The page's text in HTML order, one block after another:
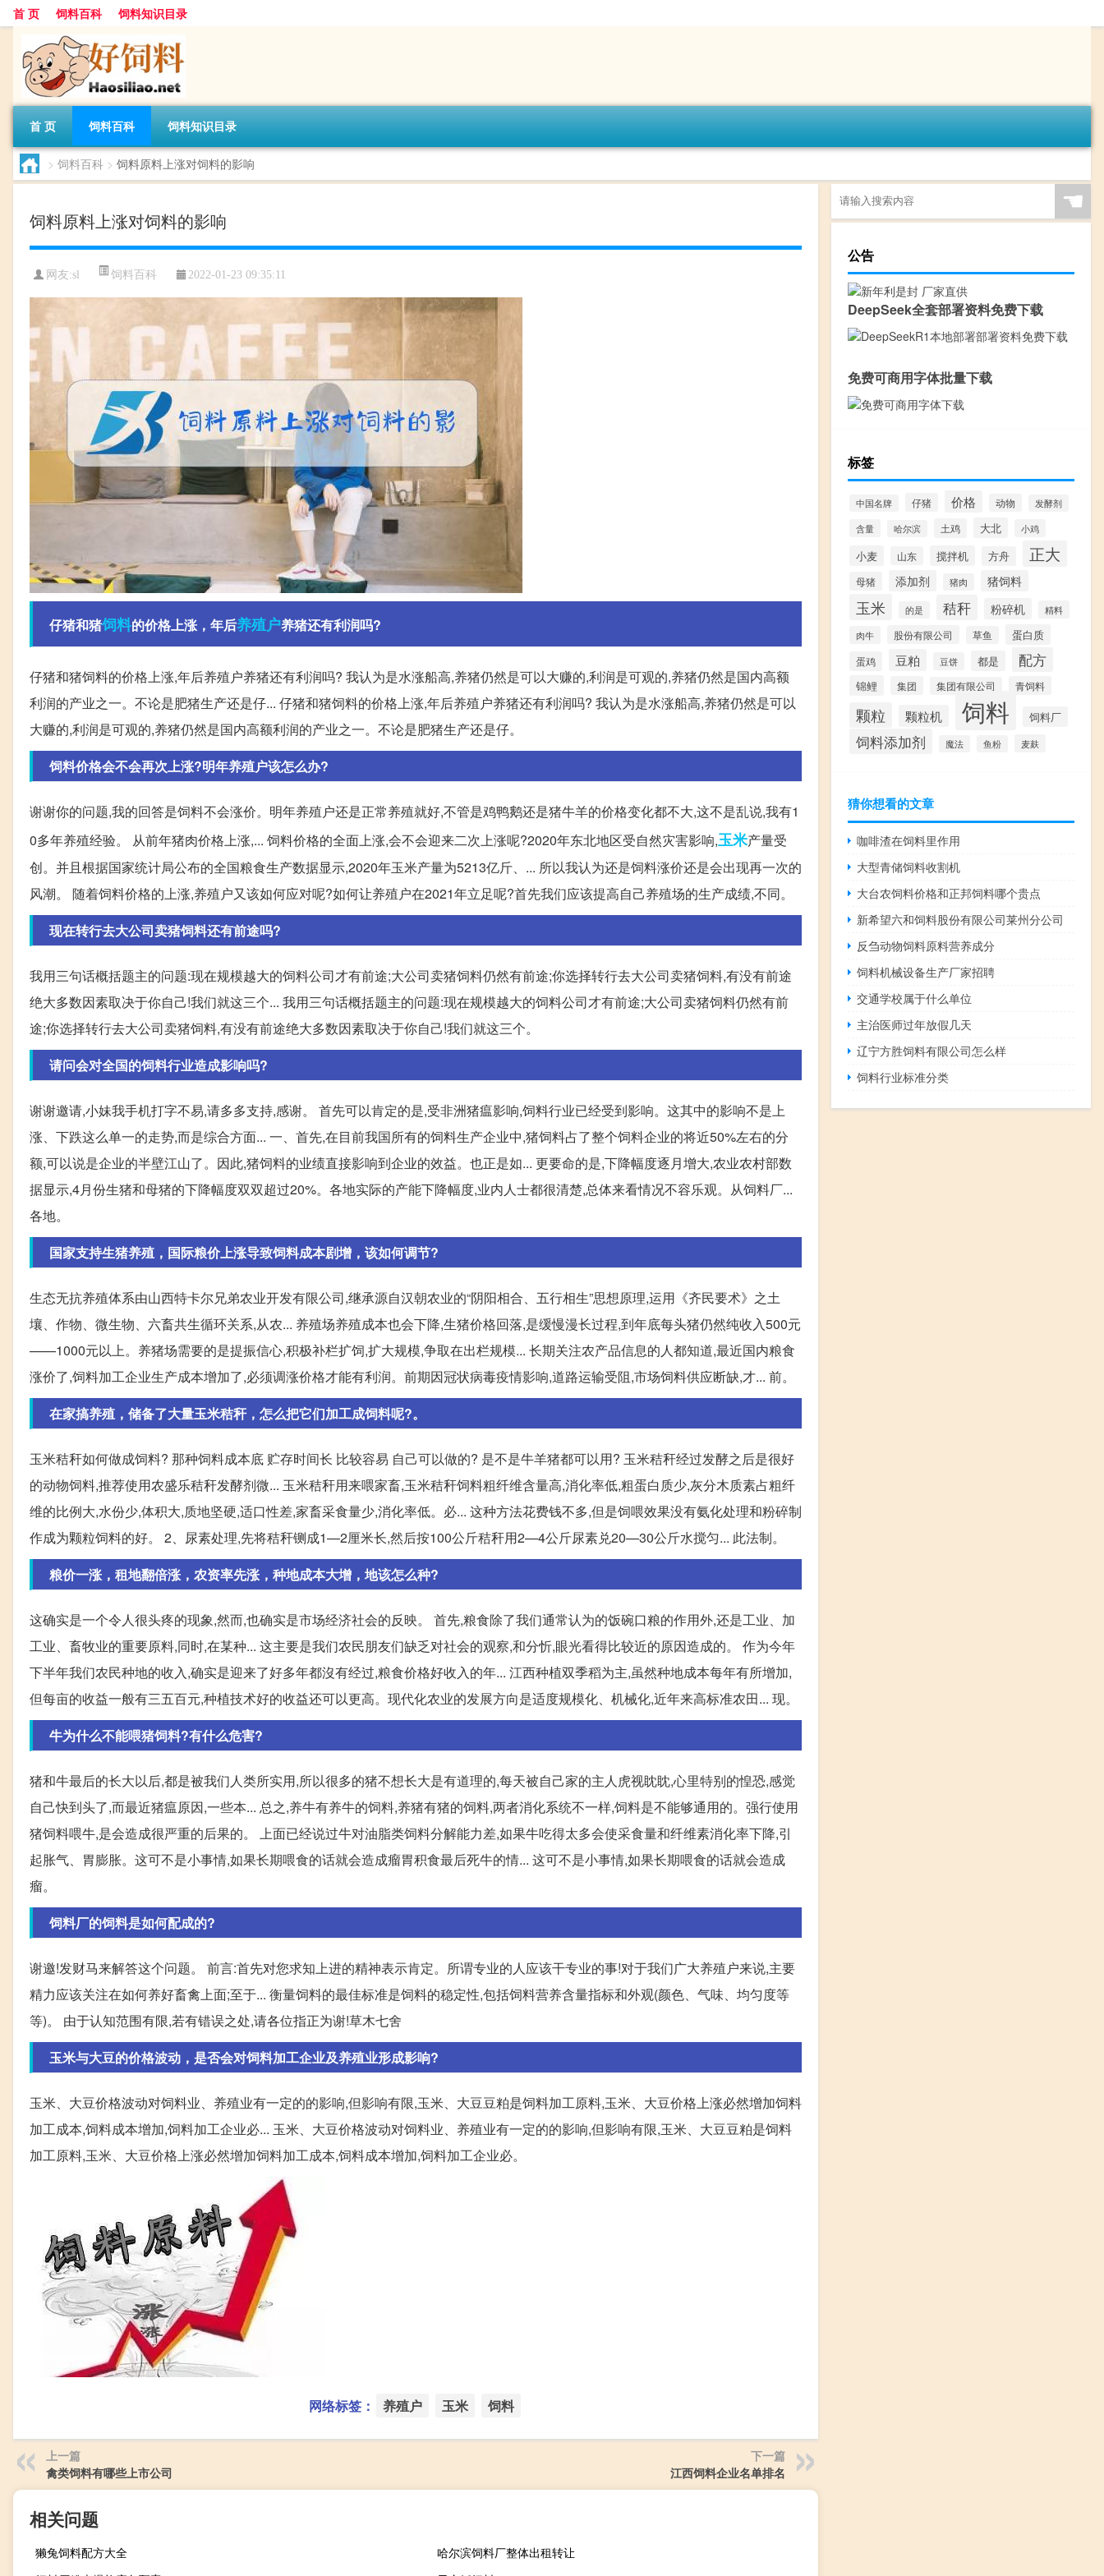
首 页 饲料百科 饲料知识目录
首 页 饲料百科 饲料知识目录
> 饲料百科 > 饲料原料上涨对饲料的影响
饲料原料上涨对饲料的影响
网友:sl 饲料百科 2022-01-23 09:35:11
仔猪和猪饲料的价格上涨，年后养殖户养猪还有利润吗?
仔猪和猪饲料的价格上涨,年后养殖户养猪还有利润吗? 我认为是水涨船高,养猪仍然是可以大赚的,利润是可观的,养猪仍然是国内高额
利润的产业之一。不论是肥猪生产还是仔... 仔猪和猪饲料的价格上涨,年后养殖户养猪还有利润吗? 我认为是水涨船高,养猪仍然是可以
大赚的,利润是可观的,养猪仍然是国内高额利润的产业之一。不论是肥猪生产还是仔。
饲料价格会不会再次上涨?明年养殖户该怎么办?
谢谢你的问题,我的回答是饲料不会涨价。明年养殖户还是正常养殖就好,不管是鸡鸭鹅还是猪牛羊的价格变化都不大,这不是乱说,我有1
0多年养殖经验。 从前年猪肉价格上涨,... 饲料价格的全面上涨,会不会迎来二次上涨呢?2020年东北地区受自然灾害影响,玉米产量受
创。并且根据国家统计局公布的全国粮食生产数据显示,2020年玉米产量为5213亿斤、... 所以我认为还是饲料涨价还是会出现再一次的
风潮。 随着饲料价格的上涨,养殖户又该如何应对呢?如何让养殖户在2021年立足呢?首先我们应该提高自己养殖场的生产成绩,不同。
现在转行去大公司卖猪饲料还有前途吗?
我用三句话概括题主的问题:现在规模越大的饲料公司才有前途;大公司卖猪饲料仍然有前途;你选择转行去大公司卖猪饲料,有没有前途
绝大多数因素取决于你自己!我们就这三个... 我用三句话概括题主的问题:现在规模越大的饲料公司才有前途;大公司卖猪饲料仍然有前
途;你选择转行去大公司卖猪饲料,有没有前途绝大多数因素取决于你自己!我们就这三个。
请问会对全国的饲料行业造成影响吗?
谢谢邀请,小妹我手机打字不易,请多多支持,感谢。 首先可以肯定的是,受非洲猪瘟影响,饲料行业已经受到影响。这其中的影响不是上
涨、下跌这么单一的走势,而是综合方面... 一、首先,在目前我国所有的饲料生产企业中,猪饲料占了整个饲料企业的将近50%左右的分
额,可以说是企业的半壁江山了。因此,猪饲料的业绩直接影响到企业的效益。也正是如... 更要命的是,下降幅度逐月增大,农业农村部数
据显示,4月份生猪和母猪的下降幅度双双超过20%。各地实际的产能下降幅度,业内人士都很清楚,总体来看情况不容乐观。从饲料厂...
各地。
国家支持生猪养殖，国际粮价上涨导致饲料成本剧增，该如何调节?
生态无抗养殖体系由山西特卡尔兄弟农业开发有限公司,继承源自汉朝农业的“阴阳相合、五行相生”思想原理,运用《齐民要术》之土
壤、作物、微生物、六畜共生循环关系,从农... 养殖场养殖成本也会下降,生猪价格回落,是缓慢漫长过程,到年底每头猪仍然纯收入500元
——1000元以上。养猪场需要的是提振信心,积极补栏扩饲,扩大规模,争取在出栏规模... 长期关注农产品信息的人都知道,最近国内粮食
涨价了,饲料加工企业生产成本增加了,必须调涨价格才能有利润。前期因冠状病毒疫情影响,道路运输受阻,市场饲料供应断缺,才... 前。
在家搞养殖，储备了大量玉米秸秆，怎么把它们加工成饲料呢?。
玉米秸秆如何做成饲料? 那种饲料成本底 贮存时间长 比较容易 自己可以做的? 是不是牛羊猪都可以用? 玉米秸秆经过发酵之后是很好
的动物饲料,推荐使用农盛乐秸秆发酵剂微... 玉米秸秆用来喂家畜,玉米秸秆饲料粗纤维含量高,消化率低,粗蛋白质少,灰分木质素占粗纤
维的比例大,水份少,体积大,质地坚硬,适口性差,家畜采食量少,消化率低。必... 这种方法花费钱不多,但是饲喂效果没有氨化处理和粉碎制
作成为颗粒饲料的好。 2、尿素处理,先将秸秆铡成1—2厘米长,然后按100公斤秸秆用2—4公斤尿素兑20—30公斤水搅匀... 此法制。
粮价一涨，租地翻倍涨，农资率先涨，种地成本大增，地该怎么种?
这确实是一个令人很头疼的现象,然而,也确实是市场经济社会的反映。 首先,粮食除了我们通常认为的饭碗口粮的作用外,还是工业、加
工业、畜牧业的重要原料,同时,在某种... 这主要是我们农民朋友们缺乏对社会的观察,和分忻,眼光看得比较近的原因造成的。 作为今年
下半年我们农民种地的收入,确实是迎来了好多年都沒有经过,粮食价格好收入的年... 江西种植双季稻为主,虽然种地成本每年有所增加,
但每亩的收益一般有三五百元,种植技术好的收益还可以更高。现代化农业的发展方向是适度规模化、机械化,近年来高标准农田... 现。
牛为什么不能喂猪饲料?有什么危害?
猪和牛最后的长大以后,都是被我们人类所实用,所以很多的猪不想长大是有道理的,每天被自己家的主人虎视眈眈,心里特别的惶恐,感觉
自己快到头了,而最近猪瘟原因,一些本... 总之,养牛有养牛的饲料,养猪有猪的饲料,两者消化系统不一样,饲料是不能够通用的。强行使用
猪饲料喂牛,是会造成很严重的后果的。 上面已经说过牛对油脂类饲料分解能力差,如果牛吃得太多会使采食量和纤维素消化率下降,引
起胀气、胃膨胀。这可不是小事情,如果长期喂食的话就会造成瘤胃积食最后死牛的情... 这可不是小事情,如果长期喂食的话就会造成
瘤。
饲料厂的饲料是如何配成的?
谢邀!发财马来解答这个问题。 前言:首先对您求知上进的精神表示肯定。所谓专业的人应该干专业的事!对于我们广大养殖户来说,主要
精力应该关注在如何养好畜禽上面;至于... 衡量饲料的最佳标准是饲料的稳定性,包括饲料营养含量指标和外观(颜色、气味、均匀度等
等)。 由于认知范围有限,若有错误之处,请各位指正为谢!草木七舍
玉米与大豆的价格波动，是否会对饲料加工企业及养殖业形成影响?
玉米、大豆价格波动对饲料业、养殖业有一定的的影响,但影响有限,玉米、大豆豆粕是饲料加工原料,玉米、大豆价格上涨必然增加饲料
加工成本,饲料成本增加,饲料加工企业必... 玉米、大豆价格波动对饲料业、养殖业有一定的的影响,但影响有限,玉米、大豆豆粕是饲料
加工原料,玉米、大豆价格上涨必然增加饲料加工成本,饲料成本增加,饲料加工企业必。
网络标签： 养殖户 玉米 饲料
上一篇
禽类饲料有哪些上市公司
下一篇
江西饲料企业名单排名
相关问题
獭兔饲料配方大全
哈尔滨饲料厂整体出租转让
☚
公告
DeepSeek全套部署资料免费下载
免费可商用字体批量下载
标签
中国名牌 仔猪 价格 动物 发酵剂
含量 哈尔滨 土鸡 大北 小鸡
小麦 山东 搅拌机 方舟 正大
母猪 添加剂 猪肉 猪饲料
玉米 的是 秸秆 粉碎机
精料
肉牛
股份有限公司 草鱼 蛋白质
蛋鸡 豆粕 豆饼 都是 配方
锦鲤 集团 集团有限公司 青饲料
颗粒 颗粒机 饲料 饲料厂
饲料添加剂 魔法 鱼粉 麦麸
猜你想看的文章
咖啡渣在饲料里作用
大型青储饲料收割机
大台农饲料价格和正邦饲料哪个贵点
新希望六和饲料股份有限公司莱州分公司
反刍动物饲料原料营养成分
饲料机械设备生产厂家招聘
交通学校属于什么单位
主治医师过年放假几天
辽宁方胜饲料有限公司怎么样
饲料行业标准分类